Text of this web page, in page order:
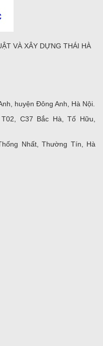
VÀ XÂY DỰNG THÁI HÀ
huyện Đông Anh, Hà Nội.
C37 Bắc Hà, Tố Hữu,
Nhất, Thường Tín, Hà